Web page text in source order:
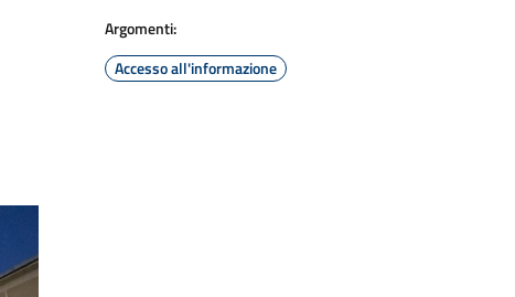
Argomenti:
Accesso all'informazione